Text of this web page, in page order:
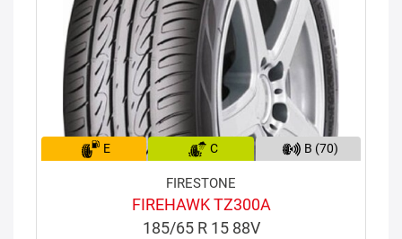
E C B (70)
FIRESTONE
FIREHAWK TZ300A
185/65 R 15 88V